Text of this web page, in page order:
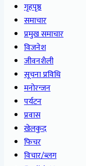
गृहपृष्ठ
समाचार
प्रमुख समाचार
विजनेश
जीवनशैली
सूचना प्रविधि
मनोरन्जन
पर्यटन
प्रवास
खेलकुद
फिचर
विचार/ब्लग